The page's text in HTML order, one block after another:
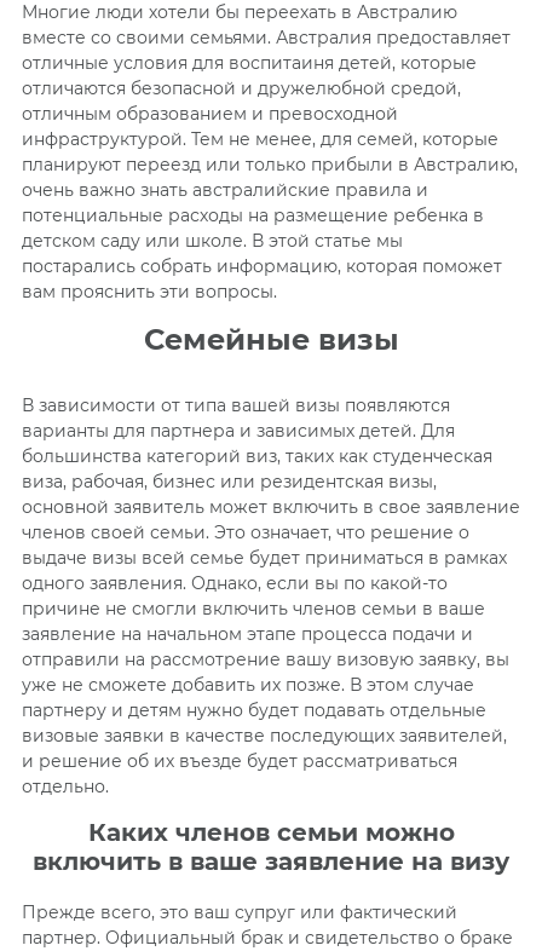
Многие люди хотели бы переехать в Австралию
вместе со своими семьями. Австралия предоставляет
отличные условия для воспитаиня детей, которые
отличаются безопасной и дружелюбной средой,
отличным образованием и превосходной
инфраструктурой. Тем не менее, для семей, которые
планируют переезд или только прибыли в Австралию,
очень важно знать австралийские правила и
потенциальные расходы на размещение ребенка в
детском саду или школе. В этой статье мы
постарались собрать информацию, которая поможет
вам прояснить эти вопросы.
Семейные визы
В зависимости от типа вашей визы появляются
варианты для партнера и зависимых детей. Для
большинства категорий виз, таких как студенческая
виза, рабочая, бизнес или резидентская визы,
основной заявитель может включить в свое заявление
членов своей семьи. Это означает, что решение о
выдаче визы всей семье будет приниматься в рамках
одного заявления. Однако, если вы по какой-то
причине не смогли включить членов семьи в ваше
заявление на начальном этапе процесса подачи и
отправили на рассмотрение вашу визовую заявку, вы
уже не сможете добавить их позже. В этом случае
партнеру и детям нужно будет подавать отдельные
визовые заявки в качестве последующих заявителей,
и решение об их въезде будет рассматриваться
отдельно.
Каких членов семьи можно
включить в ваше заявление на визу
Прежде всего, это ваш супруг или фактический
партнер. Официальный брак и свидетельство о браке